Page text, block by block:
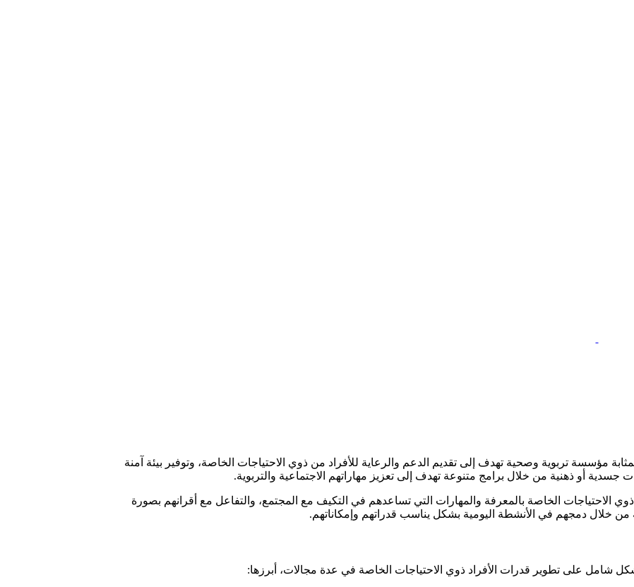
مؤسسة تربوية وصحية تهدف إلى تقديم الدعم والرعاية للأفراد من ذوي الاحتياجات الخاصة، وتوفير بيئة آمنة
أو ذهنية من خلال برامج متنوعة تهدف إلى تعزيز مهاراتهم الاجتماعية والتربوية.
الاحتياجات الخاصة بالمعرفة والمهارات التي تساعدهم في التكيف مع المجتمع، والتفاعل مع أقرانهم بصورة
من خلال دمجهم في الأنشطة اليومية بشكل يناسب قدراتهم وإمكاناتهم.
شامل على تطوير قدرات الأفراد ذوي الاحتياجات الخاصة في عدة مجالات، أبرزها: